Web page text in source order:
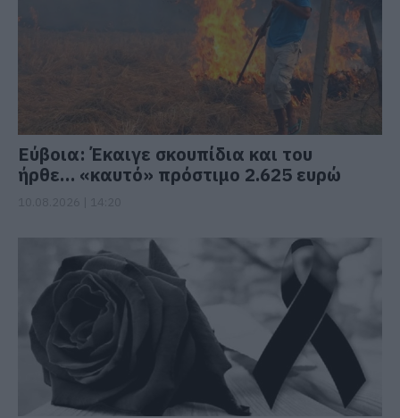
Εύβοια: Έκαιγε σκουπίδια και του
ήρθε… «καυτό» πρόστιμο 2.625 ευρώ